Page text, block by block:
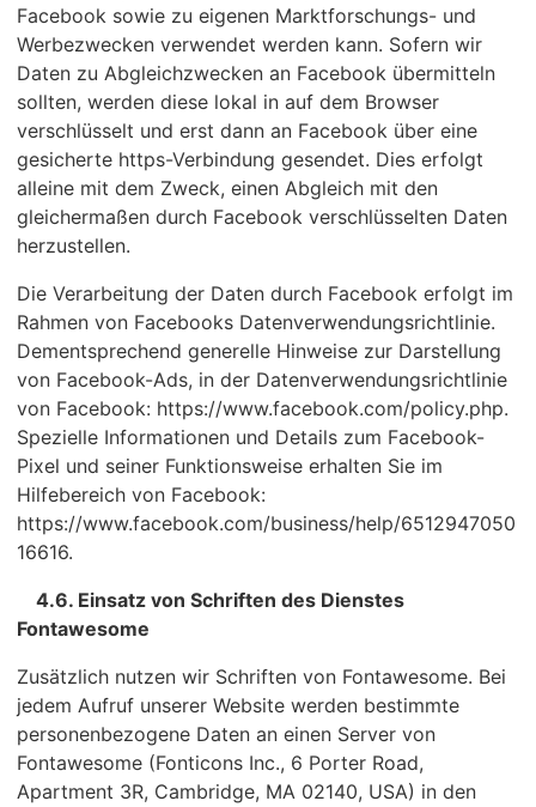
Facebook sowie zu eigenen Marktforschungs- und
Werbezwecken verwendet werden kann. Sofern wir
Daten zu Abgleichzwecken an Facebook übermitteln
sollten, werden diese lokal in auf dem Browser
verschlüsselt und erst dann an Facebook über eine
gesicherte https-Verbindung gesendet. Dies erfolgt
alleine mit dem Zweck, einen Abgleich mit den
gleichermaßen durch Facebook verschlüsselten Daten
herzustellen.
Die Verarbeitung der Daten durch Facebook erfolgt im
Rahmen von Facebooks Datenverwendungsrichtlinie.
Dementsprechend generelle Hinweise zur Darstellung
von Facebook-Ads, in der Datenverwendungsrichtlinie
von Facebook: https://www.facebook.com/policy.php.
Spezielle Informationen und Details zum Facebook-
Pixel und seiner Funktionsweise erhalten Sie im
Hilfebereich von Facebook:
https://www.facebook.com/business/help/6512947050
16616.
4.6. Einsatz von Schriften des Dienstes
Fontawesome
Zusätzlich nutzen wir Schriften von Fontawesome. Bei
jedem Aufruf unserer Website werden bestimmte
personenbezogene Daten an einen Server von
Fontawesome (Fonticons Inc., 6 Porter Road,
Apartment 3R, Cambridge, MA 02140, USA) in den